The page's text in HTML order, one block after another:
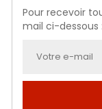
Pour recevoir
mail ci-dessous :